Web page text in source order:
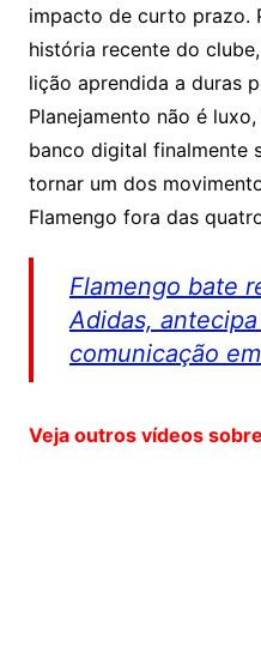
impacto de curto prazo.
história recente do
lição aprendida a duras
Planejamento não é
banco digital finalmente
tornar um dos
Flamengo fora das
Flamengo bate
Adidas,
comunicação
Veja outros vídeos